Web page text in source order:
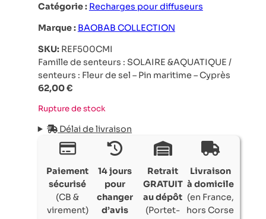
Catégorie : Recharges pour diffuseurs
Marque : BAOBAB COLLECTION
SKU: REF500CMI
Famille de senteurs : SOLAIRE &AQUATIQUE /
senteurs : Fleur de sel – Pin maritime – Cyprès
62,00€
Rupture de stock
Délai de livraison
Paiement
sécurisé
(CB &
virement)
14 jours
pour
changer
d’avis
Retrait
GRATUIT
au dépôt
(Portet-
Livraison
à domicile
(en France,
hors Corse